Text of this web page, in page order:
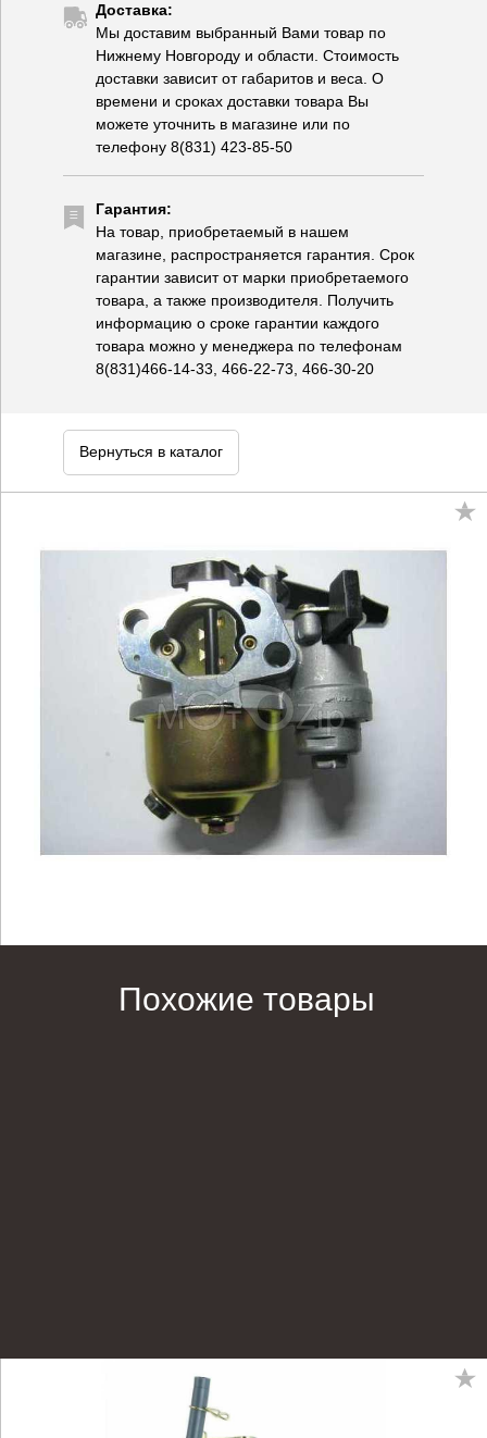
Доставка:
Мы доставим выбранный Вами товар по
Нижнему Новгороду и области. Стоимость
доставки зависит от габаритов и веса. О
времени и сроках доставки товара Вы
можете уточнить в магазине или по
телефону 8(831) 423-85-50
Гарантия:
На товар, приобретаемый в нашем
магазине, распространяется гарантия. Срок
гарантии зависит от марки приобретаемого
товара, а также производителя. Получить
информацию о сроке гарантии каждого
товара можно у менеджера по телефонам
8(831)466-14-33, 466-22-73, 466-30-20
Вернуться в каталог
Похожие товары